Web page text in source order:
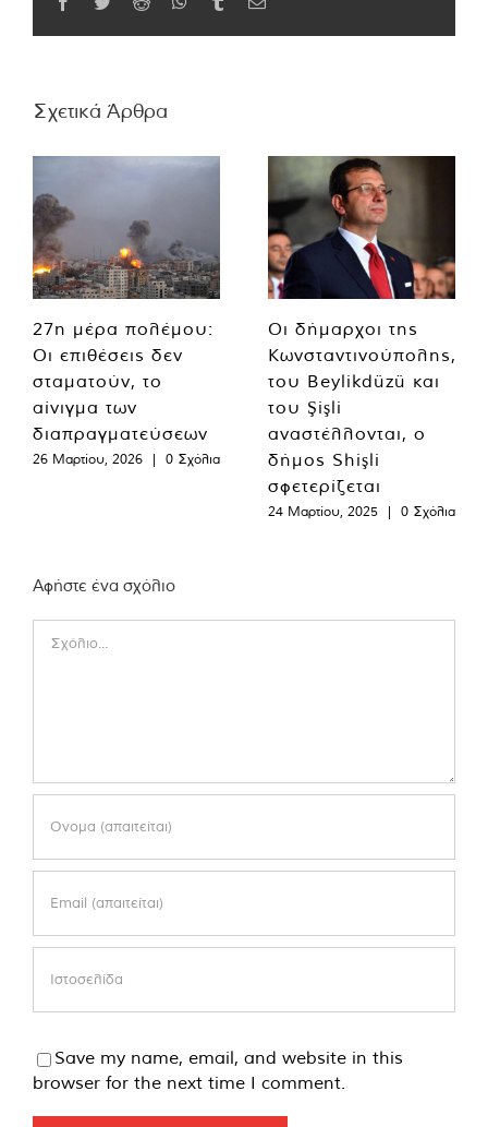
Σχετικά Άρθρα
27η μέρα πολέμου:
Οι επιθέσεις δεν
σταματούν, το
αίνιγμα των
διαπραγματεύσεων
26 Μαρτίου, 2026 | 0 Σχόλια
Οι δήμαρχοι της
Κωνσταντινούπολης,
του Beylikdüzü και
του Şişli
αναστέλλονται, ο
δήμος Shişli
σφετερίζεται
24 Μαρτίου, 2025 | 0 Σχόλια
Αφήστε ένα σχόλιο
Save my name, email, and website in this
browser for the next time I comment.